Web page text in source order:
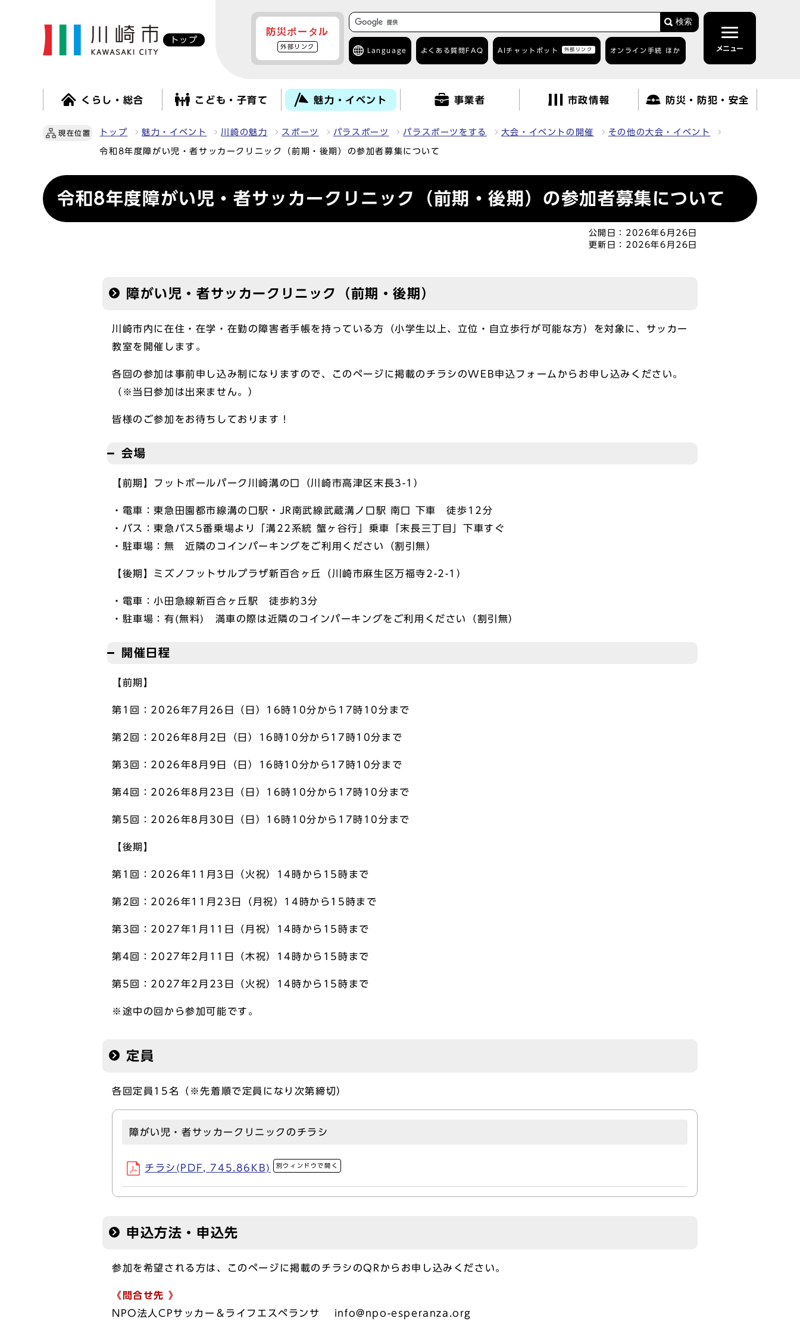
トップ
防災ポータル
外部リンク
検索
Language よくある質問 FAQ AIチャットボット 外部リンク オンライン手続 ほか メニュー
くらし・総合 こども・子育て 魅力・イベント 事業者 市政情報 防災・防犯・安全
現在位置 トップ 魅力・イベント 川崎の魅力 スポーツ パラスポーツ パラスポーツをする 大会・イベントの開催 その他の大会・イベント
令和8年度障がい児・者サッカークリニック（前期・後期）の参加者募集について
令和8年度障がい児・者サッカークリニック（前期・後期）の参加者募集について
公開日： 2026年6月26日
更新日： 2026年6月26日
障がい児・者サッカークリニック（前期・後期）
川崎市内に在住・在学・在勤の障害者手帳を持っている方（小学生以上、立位・自立歩行が可能な方）を対象に、サッカー
教室を開催します。
各回の参加は事前申し込み制になりますので、このページに掲載のチラシのWEB申込フォームからお申し込みください。
（※当日参加は出来ません。）
皆様のご参加をお待ちしております！
会場
【前期】フットボールパーク川崎溝の口（川崎市高津区末長3-1）
・電車：東急田園都市線溝の口駅・JR南武線武蔵溝ノ口駅 南口 下車 徒歩12分
・バス：東急バス5番乗場より「溝22系統 蟹ヶ谷行」乗車「末長三丁目」下車すぐ
・駐車場：無 近隣のコインパーキングをご利用ください（割引無）
【後期】ミズノフットサルプラザ新百合ヶ丘（川崎市麻生区万福寺2-2-1）
・電車：小田急線新百合ヶ丘駅 徒歩約3分
・駐車場：有(無料) 満車の際は近隣のコインパーキングをご利用ください（割引無）
開催日程
【前期】
第1回：2026年7月26日（日）16時10分から17時10分まで
第2回：2026年8月2日（日）16時10分から17時10分まで
第3回：2026年8月9日（日）16時10分から17時10分まで
第4回：2026年8月23日（日）16時10分から17時10分まで
第5回：2026年8月30日（日）16時10分から17時10分まで
【後期】
第1回：2026年11月3日（火祝）14時から15時まで
第2回：2026年11月23日（月祝）14時から15時まで
第3回：2027年1月11日（月祝）14時から15時まで
第4回：2027年2月11日（木祝）14時から15時まで
第5回：2027年2月23日（火祝）14時から15時まで
※途中の回から参加可能です。
定員
各回定員15名（※先着順で定員になり次第締切）
障がい児・者サッカークリニックのチラシ
チラシ(PDF, 745.86KB) 別ウィンドウで開く
申込方法・申込先
参加を希望される方は、このページに掲載のチラシのQRからお申し込みください。
《問合せ先 》
NPO法人CPサッカー＆ライフエスペランサ info@npo-esperanza.org